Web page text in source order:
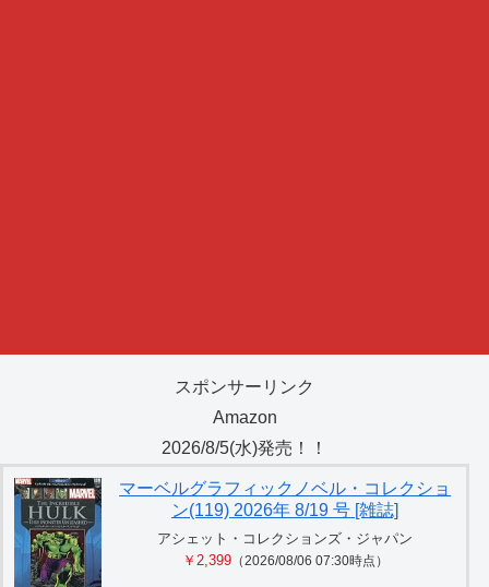
スポンサーリンク
Amazon
2026/8/5(水)発売！！
マーベルグラフィックノベル・コレクショ
ン(119) 2026年 8/19 号 [雑誌]
アシェット・コレクションズ・ジャパン
￥2,399（2026/08/06 07:30時点）